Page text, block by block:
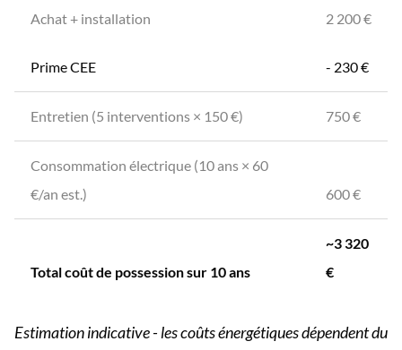
Achat + installation 2 200 €
Prime CEE - 230 €
Entretien (5 interventions × 150 €) 750 €
Consommation électrique (10 ans × 60
€/an est.)
600 €
Total coût de possession sur 10 ans
~3 320
€
Estimation indicative - les coûts énergétiques dépendent du